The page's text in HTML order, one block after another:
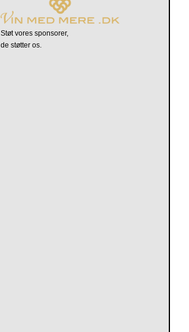
Støt vores sponsorer,
de støtter os.